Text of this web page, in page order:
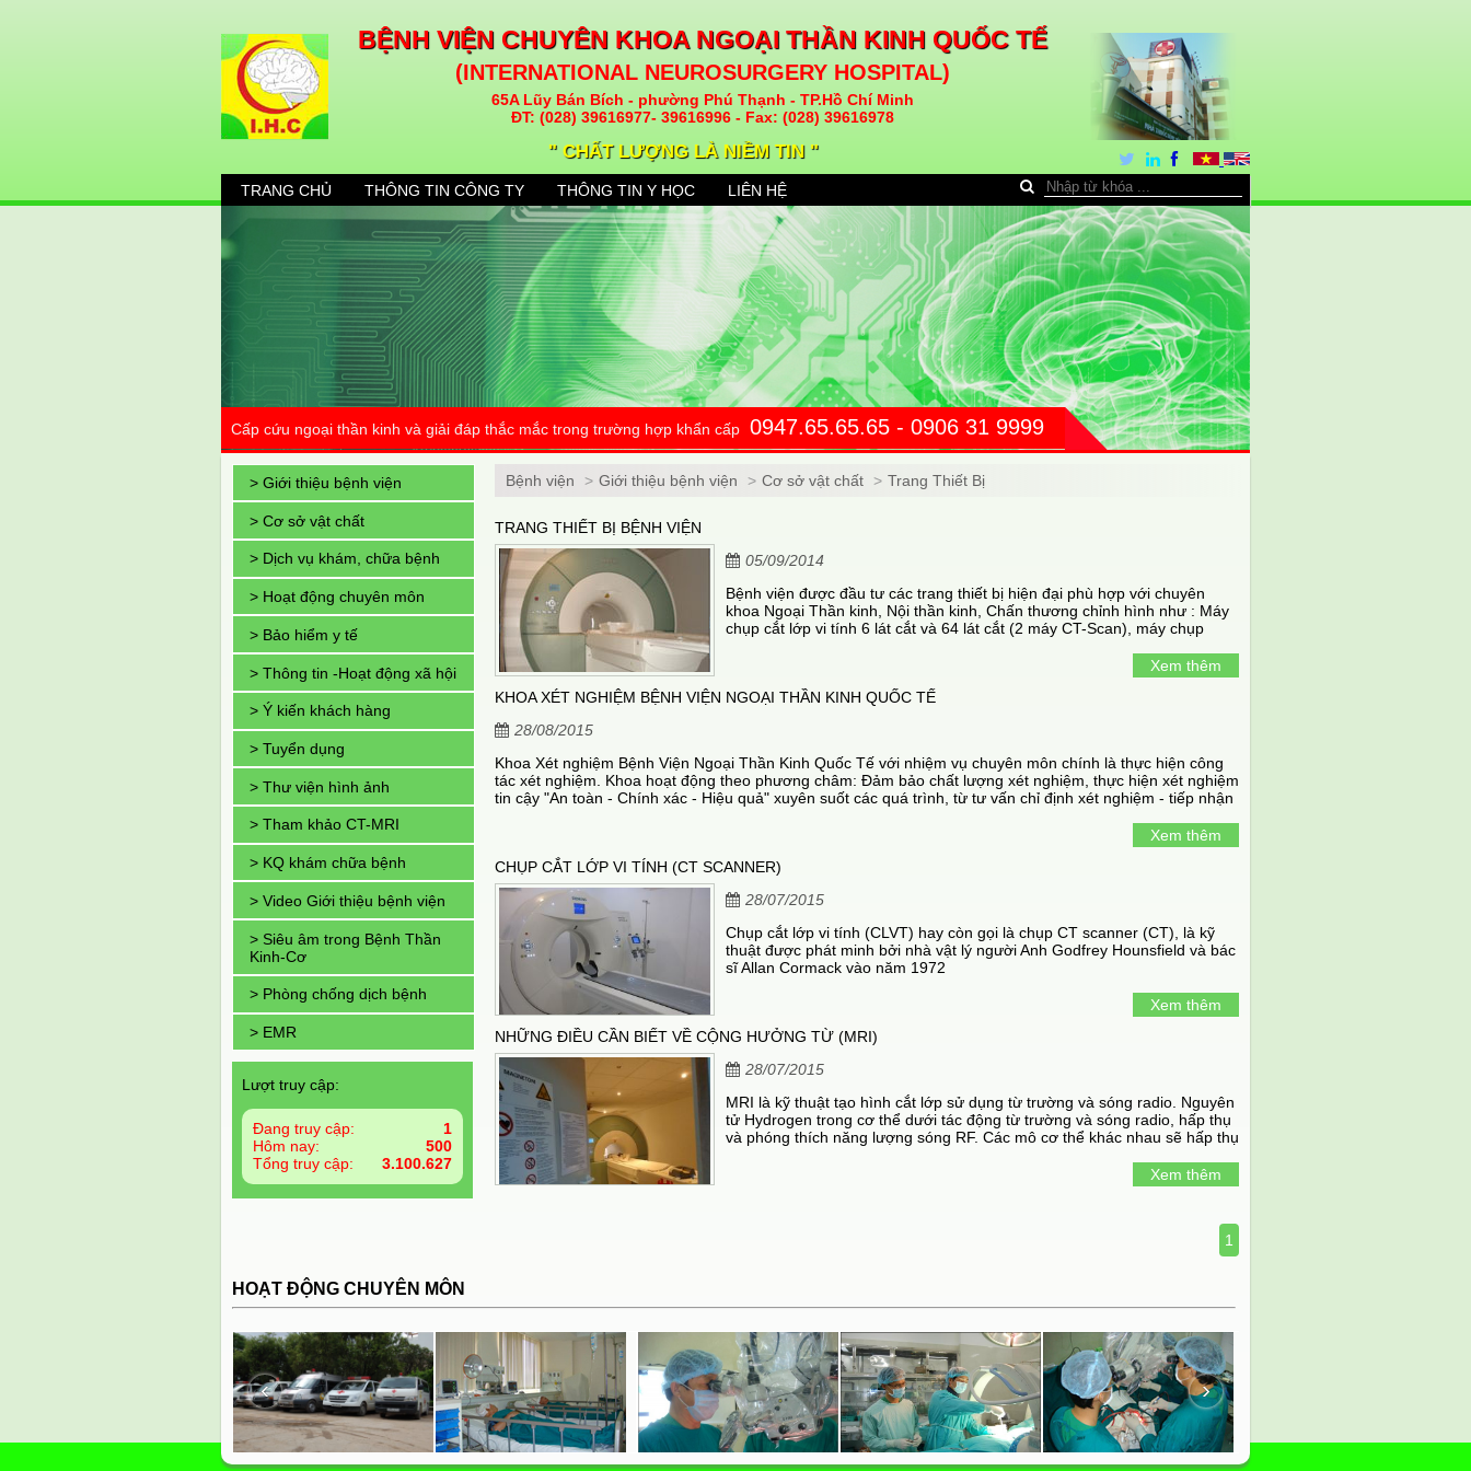
BỆNH VIỆN CHUYÊN KHOA NGOẠI THẦN KINH QUỐC TẾ
(INTERNATIONAL NEUROSURGERY HOSPITAL)
65A Lũy Bán Bích - phường Phú Thạnh - TP.Hồ Chí Minh
ĐT: (028) 39616977- 39616996 - Fax: (028) 39616978
" CHẤT LƯỢNG LÀ NIỀM TIN "
TRANG CHỦ THÔNG TIN CÔNG TY THÔNG TIN Y HỌC LIÊN HỆ
Cấp cứu ngoại thần kinh và giải đáp thắc mắc trong trường hợp khẩn cấp 0947.65.65.65 - 0906 31 9999
> Giới thiệu bệnh viện
> Cơ sở vật chất
> Dịch vụ khám, chữa bệnh
> Hoạt động chuyên môn
> Bảo hiểm y tế
> Thông tin -Hoạt động xã hội
> Ý kiến khách hàng
> Tuyển dụng
> Thư viện hình ảnh
> Tham khảo CT-MRI
> KQ khám chữa bệnh
> Video Giới thiệu bệnh viện
> Siêu âm trong Bệnh Thần
Kinh-Cơ
> Phòng chống dịch bệnh
> EMR
Lượt truy cập:
Đang truy cập:
1
Hôm nay:
500
Tổng truy cập:
3.100.627
Bệnh viện > Giới thiệu bệnh viện > Cơ sở vật chất > Trang Thiết Bị
TRANG THIẾT BỊ BỆNH VIỆN
05/09/2014
Bệnh viện được đầu tư các trang thiết bị hiện đại phù hợp với chuyên
khoa Ngoại Thần kinh, Nội thần kinh, Chấn thương chỉnh hình như : Máy
chụp cắt lớp vi tính 6 lát cắt và 64 lát cắt (2 máy CT-Scan), máy chụp
hệ thống định vị trong phẫu thuật thần kinh (Navigation – của hãng Brain
Lab), máy chụp X Quang kỹ thuật số (2 máy), X Quang di động, C-arm (3
máy C-arm), máy đo điện cơ, điện não, máy siêu âm xuyên sọ, máy đo
Xem thêm
KHOA XÉT NGHIỆM BỆNH VIỆN NGOẠI THẦN KINH QUỐC TẾ
28/08/2015
Khoa Xét nghiệm Bệnh Viện Ngoại Thần Kinh Quốc Tế với nhiệm vụ chuyên môn chính là thực hiện công
tác xét nghiệm. Khoa hoạt động theo phương châm: Đảm bảo chất lượng xét nghiệm, thực hiện xét nghiệm
tin cậy "An toàn - Chính xác - Hiệu quả" xuyên suốt các quá trình, từ tư vấn chỉ định xét nghiệm - tiếp nhận
Xem thêm
CHỤP CẮT LỚP VI TÍNH (CT SCANNER)
28/07/2015
Chụp cắt lớp vi tính (CLVT) hay còn gọi là chụp CT scanner (CT), là kỹ
thuật được phát minh bởi nhà vật lý người Anh Godfrey Hounsfield và bác
sĩ Allan Cormack vào năm 1972
Xem thêm
NHỮNG ĐIỀU CẦN BIẾT VỀ CỘNG HƯỞNG TỪ (MRI)
28/07/2015
MRI là kỹ thuật tạo hình cắt lớp sử dụng từ trường và sóng radio. Nguyên
tử Hydrogen trong cơ thể dưới tác động từ trường và sóng radio, hấp thụ
và phóng thích năng lượng sóng RF. Các mô cơ thể khác nhau sẽ hấp thụ
Xem thêm
1
HOẠT ĐỘNG CHUYÊN MÔN
‹ ›